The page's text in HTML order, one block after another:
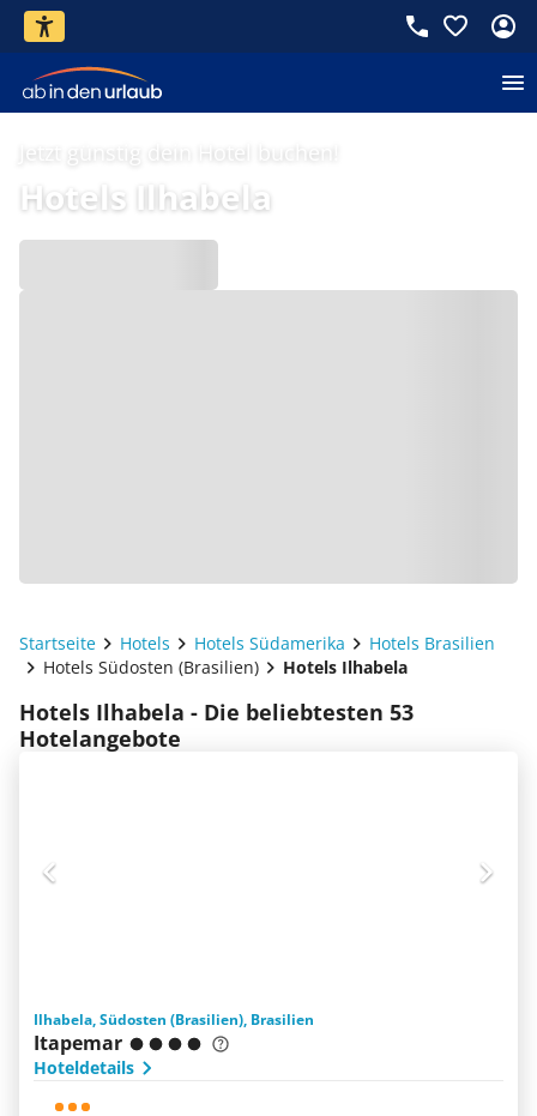
Jetzt günstig dein Hotel buchen!
Hotels Ilhabela
Startseite Hotels Hotels Südamerika
Hotels Brasilien
Hotels Südosten (Brasilien)
Hotels Ilhabela
Hotels Ilhabela - Die beliebtesten 53
Hotelangebote
Ilhabela, Südosten (Brasilien), Brasilien
Itapemar
Hoteldetails